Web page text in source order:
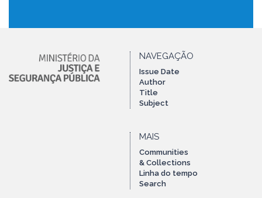
NAVEGAÇÃO
Issue Date
Author
Title
Subject
MAIS
Communities
& Collections
Linha do tempo
Search